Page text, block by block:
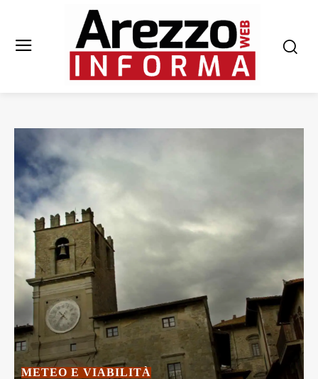
METEO E VIABILITÀ